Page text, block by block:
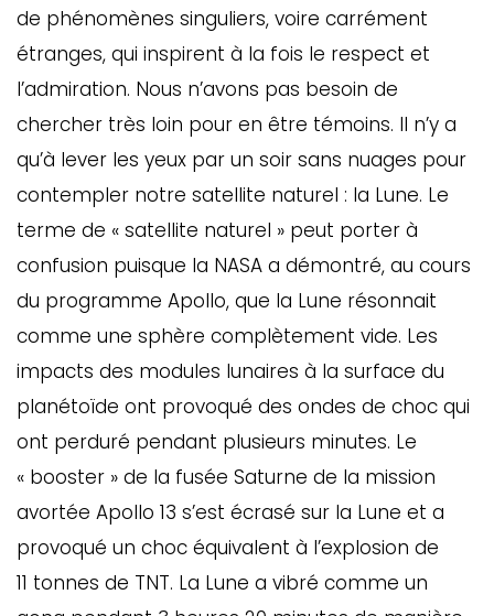
de phénomènes singuliers, voire carrément
étranges, qui inspirent à la fois le respect et
l’admiration. Nous n’avons pas besoin de
chercher très loin pour en être témoins. Il n’y a
qu’à lever les yeux par un soir sans nuages pour
contempler notre satellite naturel : la Lune. Le
terme de « satellite naturel » peut porter à
confusion puisque la NASA a démontré, au cours
du programme Apollo, que la Lune résonnait
comme une sphère complètement vide. Les
impacts des modules lunaires à la surface du
planétoïde ont provoqué des ondes de choc qui
ont perduré pendant plusieurs minutes. Le
« booster » de la fusée Saturne de la mission
avortée Apollo 13 s’est écrasé sur la Lune et a
provoqué un choc équivalent à l’explosion de
11 tonnes de TNT. La Lune a vibré comme un